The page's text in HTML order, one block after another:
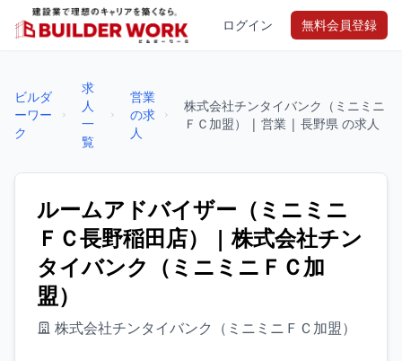
ログイン 無料会員登録
ビルダ
ーワー
ク
求
人
一
覧
営業
の求
人
株式会社チンタイバンク（ミニミニ
ＦＣ加盟） | 営業 | 長野県 の求人
ルームアドバイザー（ミニミニ
ＦＣ長野稲田店） | 株式会社チン
タイバンク（ミニミニＦＣ加
盟）
株式会社チンタイバンク（ミニミニＦＣ加盟）